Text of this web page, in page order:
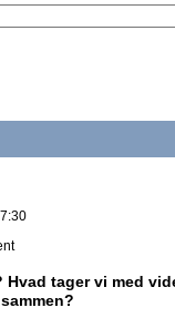
tager vi med